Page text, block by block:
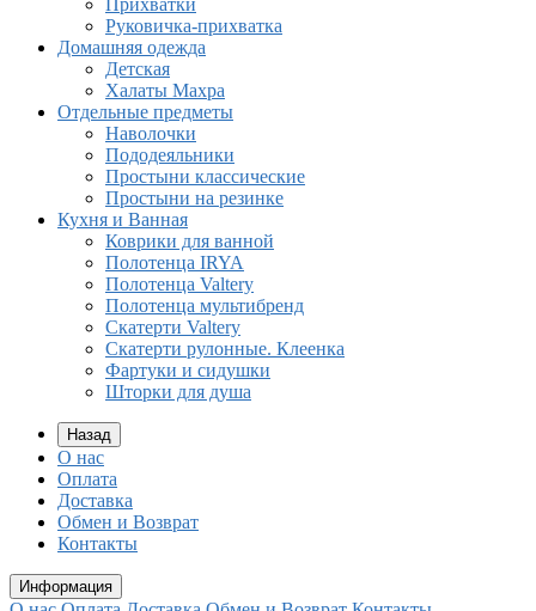
Прихватки
Руковичка-прихватка
Домашняя одежда
Детская
Халаты Махра
Отдельные предметы
Наволочки
Пододеяльники
Простыни классические
Простыни на резинке
Кухня и Ванная
Коврики для ванной
Полотенца IRYA
Полотенца Valtery
Полотенца мультибренд
Скатерти Valtery
Скатерти рулонные. Клеенка
Фартуки и сидушки
Шторки для душа
Назад
О нас
Оплата
Доставка
Обмен и Возврат
Контакты
Информация